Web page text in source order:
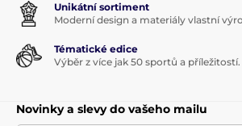
Unikátní sortiment
Moderní design a materiály vlastní
Tématické edice
Výběr z více jak 50 sportů a příležitostí.
Novinky a slevy do vašeho mailu